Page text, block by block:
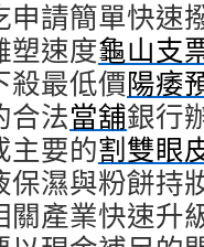
申請簡單快速
塑速度龜山支
殺最低價陽痿
合法當舖銀行
主要的割雙眼
濕與粉餅持
關產業快速升